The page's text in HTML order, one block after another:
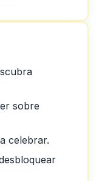
sobre
celebrar.